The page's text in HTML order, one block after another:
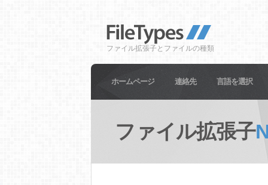
ファイル拡張子とファイルの種類
ホームページ 連絡先 言語を選択
ファイル拡張子